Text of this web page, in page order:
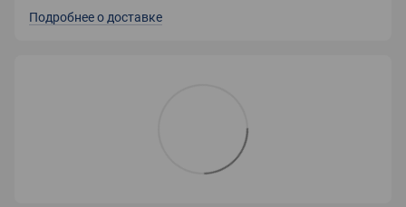
Подробнее о доставке